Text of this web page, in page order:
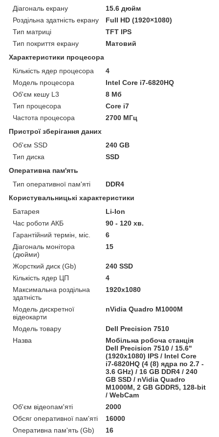
Діагональ екрану
15.6 дюйм
Роздільна здатність екрану
Full HD (1920×1080)
Тип матриці
TFT IPS
Тип покриття екрану
Матовий
Характеристики процесора
Кількість ядер процесора
4
Модель процесора
Intel Core i7-6820HQ
Об'єм кешу L3
8 Мб
Тип процесора
Core i7
Частота процесора
2700 МГц
Пристрої зберігання даних
Об'єм SSD
240 GB
Тип диска
SSD
Оперативна пам'ять
Тип оперативної пам'яті
DDR4
Користувальницькі характеристики
Батарея
Li-Ion
Час роботи АКБ
90 - 120 хв.
Гарантійний термін, міс.
6
Діагональ монітора
(дюйми)
15
Жорсткий диск (Gb)
240 SSD
Кількість ядер ЦП
4
Максимальна роздільна
здатність
1920x1080
Модель дискретної
відеокарти
nVidia Quadro M1000M
Модель товару
Dell Precision 7510
Назва
Мобільна робоча станція
Dell Precision 7510 / 15.6"
(1920x1080) IPS / Intel Core
i7-6820HQ (4 (8) ядра по 2.7 -
3.6 GHz) / 16 GB DDR4 / 240
GB SSD / nVidia Quadro
M1000M, 2 GB GDDR5, 128-bit
/ WebCam
Об'єм відеопам'яті
2000
Обсяг оперативної пам'яті
16000
Оперативна пам'ять (Gb)
16